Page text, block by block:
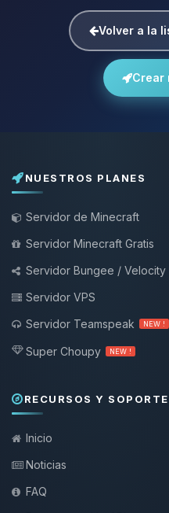
Volver a la
Crear
NUESTROS PLANES
Servidor de Minecraft
Servidor Minecraft Gratis
Servidor Bungee / Velocity
Servidor VPS
Servidor Teamspeak
NEW !
Super Choupy NEW !
RECURSOS Y SOPORTE
Inicio
Noticias
FAQ